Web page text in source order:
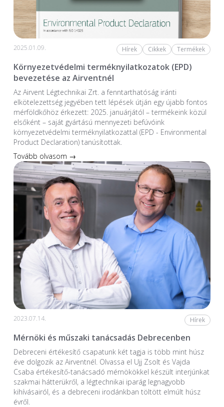
2025.01.09. Hírek Cikkek Termékek
Környezetvédelmi terméknyilatkozatok (EPD)
bevezetése az Airventnél
Az Airvent Légtechnikai Zrt. a fenntarthatóság iránti
elkötelezettség jegyében tett lépések útján egy újabb fontos
mérföldkőhöz érkezett: 2025. januárjától – termékeink közül
elsőként – saját gyártású mennyezeti befúvóink
környezetvédelmi terméknyilatkozattal (EPD - Environmental
Product Declaration) tanúsítottak.
Tovább olvasom →
2023.07.14. Hírek
Mérnöki és műszaki tanácsadás Debrecenben
Debreceni értékesítő csapatunk két tagja is több mint húsz
éve dolgozik az Airventnél. Olvassa el Ujj Zsolt és Vajda
Csaba értékesítő-tanácsadó mérnökökkel készült interjúnkat
szakmai hátterükről, a légtechnikai iparág legnagyobb
kihívásairól, és a debreceni irodánkban töltött elmúlt húsz
évről.